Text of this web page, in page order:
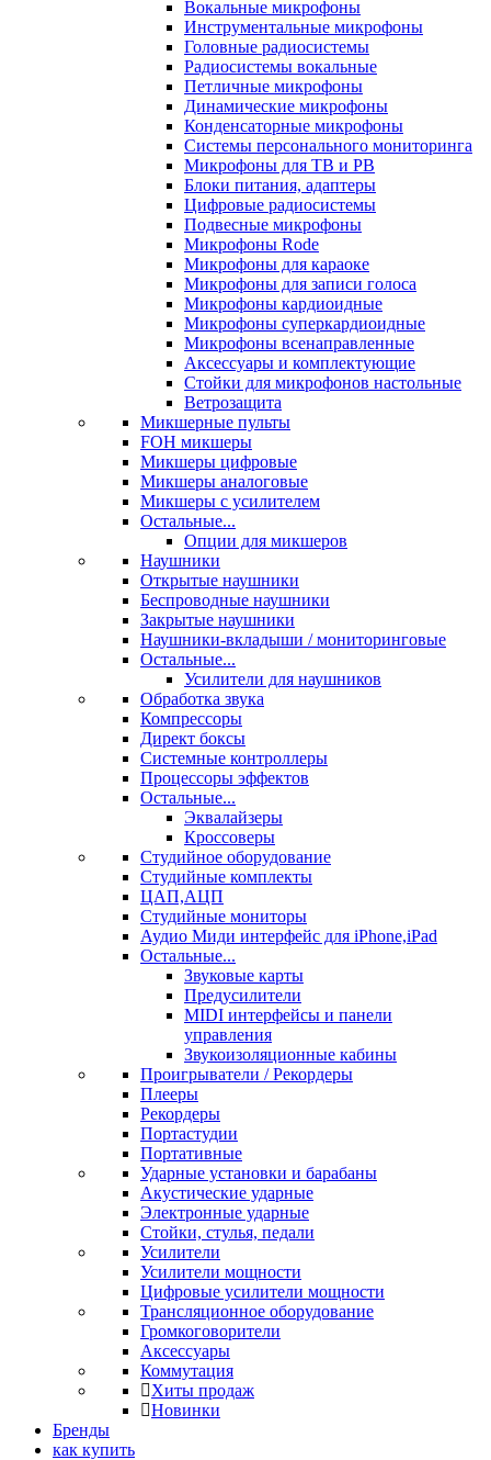
Вокальные микрофоны
Инструментальные микрофоны
Головные радиосистемы
Радиосистемы вокальные
Петличные микрофоны
Динамические микрофоны
Конденсаторные микрофоны
Системы персонального мониторинга
Микрофоны для ТВ и РВ
Блоки питания, адаптеры
Цифровые радиосистемы
Подвесные микрофоны
Микрофоны Rode
Микрофоны для караоке
Микрофоны для записи голоса
Микрофоны кардиоидные
Микрофоны суперкардиоидные
Микрофоны всенаправленные
Аксессуары и комплектующие
Стойки для микрофонов настольные
Ветрозащита
Микшерные пульты
FOH микшеры
Микшеры цифровые
Микшеры аналоговые
Микшеры с усилителем
Остальные...
Опции для микшеров
Наушники
Открытые наушники
Беспроводные наушники
Закрытые наушники
Наушники-вкладыши / мониторинговые
Остальные...
Усилители для наушников
Обработка звука
Компрессоры
Директ боксы
Системные контроллеры
Процессоры эффектов
Остальные...
Эквалайзеры
Кроссоверы
Студийное оборудование
Студийные комплекты
ЦАП,АЦП
Студийные мониторы
Аудио Миди интерфейс для iPhone,iPad
Остальные...
Звуковые карты
Предусилители
MIDI интерфейсы и панели
управления
Звукоизоляционные кабины
Проигрыватели / Рекордеры
Плееры
Рекордеры
Портастудии
Портативные
Ударные установки и барабаны
Акустические ударные
Электронные ударные
Стойки, стулья, педали
Усилители
Усилители мощности
Цифровые усилители мощности
Трансляционное оборудование
Громкоговорители
Аксессуары
Коммутация
Хиты продаж
Новинки
Бренды
как купить